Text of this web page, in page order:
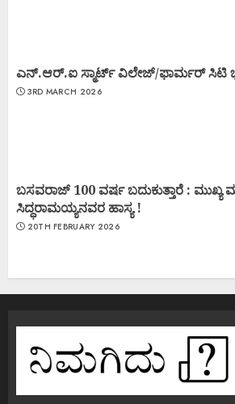
ಎನ್.ಆರ್.ಐ ಸ್ಮಾರ್ಟ್ ವಿಲೇಜ್/ಫಾರ್ಮರ್ ಸಿಟಿ
3RD MARCH 2026
ಬಸವರಾಜ್ 100 ವರ್ಷ ಬದುಕುತ್ತಾರೆ : ಮುಖ್ಯ
ಸಿದ್ಧರಾಮಯ್ಯನವರ ಹಾಸ್ಯ !
20TH FEBRUARY 2026